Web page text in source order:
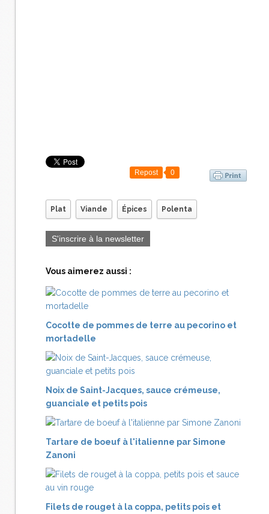
Repost 0
Plat Viande Épices Polenta
S'inscrire à la newsletter
Vous aimerez aussi :
Cocotte de pommes de terre au pecorino et
mortadelle
Noix de Saint-Jacques, sauce crémeuse,
guanciale et petits pois
Tartare de boeuf à l'italienne par Simone
Zanoni
Filets de rouget à la coppa, petits pois et